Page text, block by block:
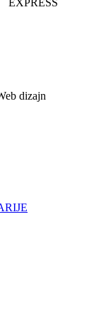
dizajn